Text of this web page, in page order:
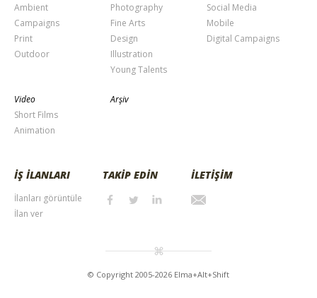
Ambient
Campaigns
Print
Outdoor
Photography
Fine Arts
Design
Illustration
Young Talents
Social Media
Mobile
Digital Campaigns
Video
Short Films
Animation
Arşiv
İŞ İLANLARI
İlanları görüntüle
İlan ver
TAKİP EDİN İLETİŞİM
© Copyright 2005-2026 Elma+Alt+Shift